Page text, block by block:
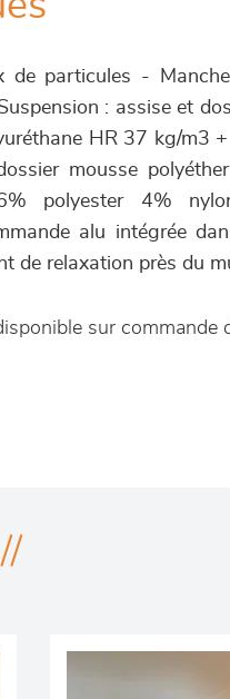
de particules -
: assise et
HR 37 kg/m3
mousse
polyester 4%
alu intégrée
de relaxation près du
sur commande